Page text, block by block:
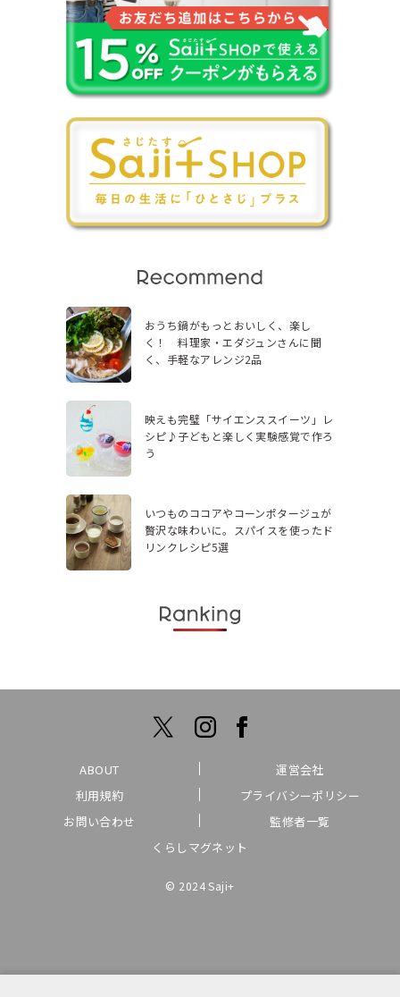
おうち鍋がもっとおいしく、楽し
く！ 料理家・エダジュンさんに聞
く、手軽なアレンジ2品
映えも完璧「サイエンススイーツ」レ
シピ♪子どもと楽しく実験感覚で作ろ
う
いつものココアやコーンポタージュが
贅沢な味わいに。スパイスを使ったド
リンクレシピ5選
ABOUT
運営会社
利用規約
プライバシーポリシー
お問い合わせ
監修者一覧
くらしマグネット
© 2024 Saji+